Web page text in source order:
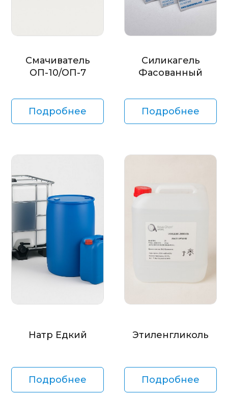
Смачиватель
ОП-10/ОП-7
Подробнее
Силикагель
Фасованный
Подробнее
Натр Едкий
Подробнее
Этиленгликоль
Подробнее